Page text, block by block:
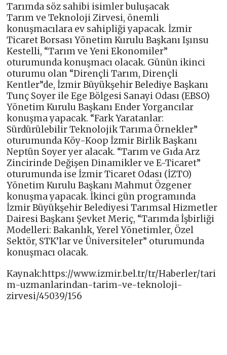
Tarımda söz sahibi isimler buluşacak
Tarım ve Teknoloji Zirvesi, önemli
konuşmacılara ev sahipliği yapacak. İzmir
Ticaret Borsası Yönetim Kurulu Başkanı Işınsu
Kestelli, “Tarım ve Yeni Ekonomiler”
oturumunda konuşmacı olacak. Günün ikinci
oturumu olan “Dirençli Tarım, Dirençli
Kentler”de, İzmir Büyükşehir Belediye Başkanı
Tunç Soyer ile Ege Bölgesi Sanayi Odası (EBSO)
Yönetim Kurulu Başkanı Ender Yorgancılar
konuşma yapacak. “Fark Yaratanlar:
Sürdürülebilir Teknolojik Tarıma Örnekler”
oturumunda Köy-Koop İzmir Birlik Başkanı
Neptün Soyer yer alacak. “Tarım ve Gıda Arz
Zincirinde Değişen Dinamikler ve E-Ticaret”
oturumunda ise İzmir Ticaret Odası (İZTO)
Yönetim Kurulu Başkanı Mahmut Özgener
konuşma yapacak. İkinci gün programında
İzmir Büyükşehir Belediyesi Tarımsal Hizmetler
Dairesi Başkanı Şevket Meriç, “Tarımda İşbirliği
Modelleri: Bakanlık, Yerel Yönetimler, Özel
Sektör, STK’lar ve Üniversiteler” oturumunda
konuşmacı olacak.
Kaynak:https://www.izmir.bel.tr/tr/Haberler/tari
m-uzmanlarindan-tarim-ve-teknoloji-
zirvesi/45039/156